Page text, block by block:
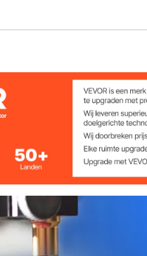
780 mm (30,7")
10-800 mm per seconde
128K-2M
0,01 mm (0,0004")